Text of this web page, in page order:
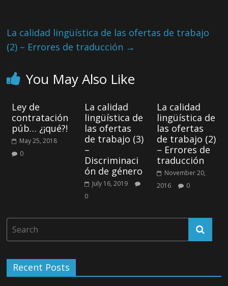
La calidad lingüística de las ofertas de trabajo
(2) – Errores de traducción →
You May Also Like
Ley de
contratación
púb… ¿¡qué?!
May 25, 2018
0
La calidad
lingüística de
las ofertas
de trabajo (3)
–
Discriminaci
ón de género
July 16, 2019
0
La calidad
lingüística de
las ofertas
de trabajo (2)
– Errores de
traducción
November 20,
2016
0
Recent Posts